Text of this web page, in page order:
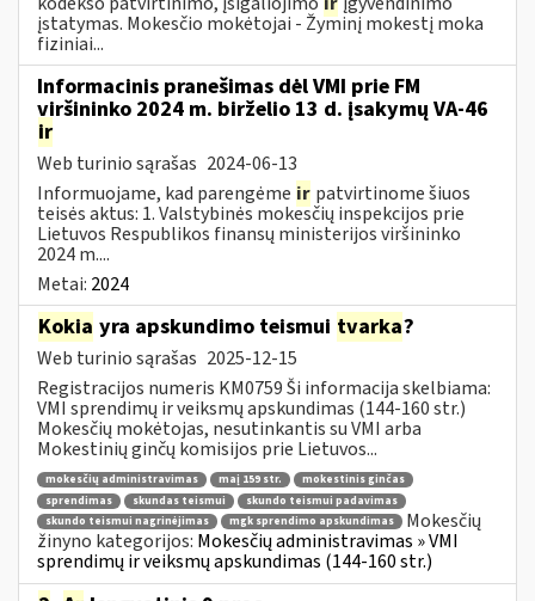
įstatymas. Mokesčio mokėtojai - Žyminį mokestį moka
fiziniai...
Informacinis pranešimas dėl VMI prie FM
viršininko 2024 m. birželio 13 d. įsakymų VA-46
ir
Web turinio sąrašas 2024-06-13
Informuojame, kad parengėme ir patvirtinome šiuos
teisės aktus: 1. Valstybinės mokesčių inspekcijos prie
Lietuvos Respublikos finansų ministerijos viršininko
2024 m....
Metai: 2024
Kokia yra apskundimo teismui tvarka?
Web turinio sąrašas 2025-12-15
Registracijos numeris KM0759 Ši informacija skelbiama:
VMI sprendimų ir veiksmų apskundimas (144-160 str.)
Mokesčių mokėtojas, nesutinkantis su VMI arba
Mokestinių ginčų komisijos prie Lietuvos...
mokesčių administravimas maį 159 str.
mokestinis ginčas
sprendimas
skundas teismui
skundo teismui padavimas
skundo teismui nagrinėjimas
mgk sprendimo apskundimas
Mokesčių
žinyno kategorijos: Mokesčių administravimas » VMI
sprendimų ir veiksmų apskundimas (144-160 str.)